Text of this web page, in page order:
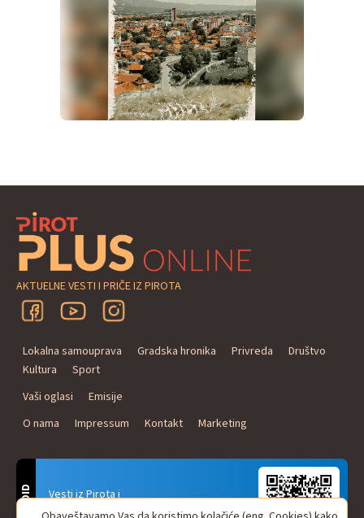
AKTUELNE VESTI I PRIČE IZ PIROTA
Lokalna samouprava Gradska hronika Privreda
Društvo
Kultura
Sport
Vaši oglasi
Emisije
O nama
Impressum Kontakt Marketing
Vesti iz Pirota i
Naxi Plus Radio
ANDROID